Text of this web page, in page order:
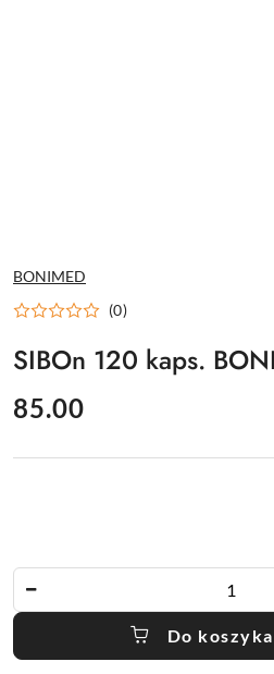
NAZWA
PRODUCENTA:
BONIMED
(0)
SIBOn 120 kaps.
cena:
85.00
Do koszyka